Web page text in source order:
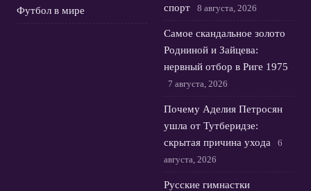
Футбол в мире
спорт
8 августа, 2026
Самое скандальное золото
Родниной и Зайцева:
нервный отбор в Риге 1975
7 августа, 2026
Почему Аделия Петросян
ушла от Тутберидзе:
скрытая причина ухода
6
августа, 2026
Русские гимнастки